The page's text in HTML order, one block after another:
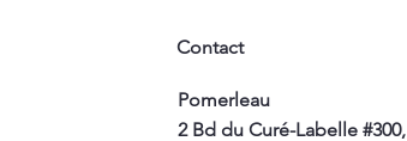
Contact
Pomerleau
2 Bd du Curé-Labelle #300,